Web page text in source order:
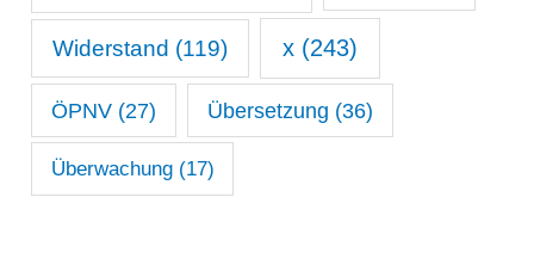
Widerstand (119) x(243)
ÖPNV(27) Übersetzung (36)
Überwachung(17)